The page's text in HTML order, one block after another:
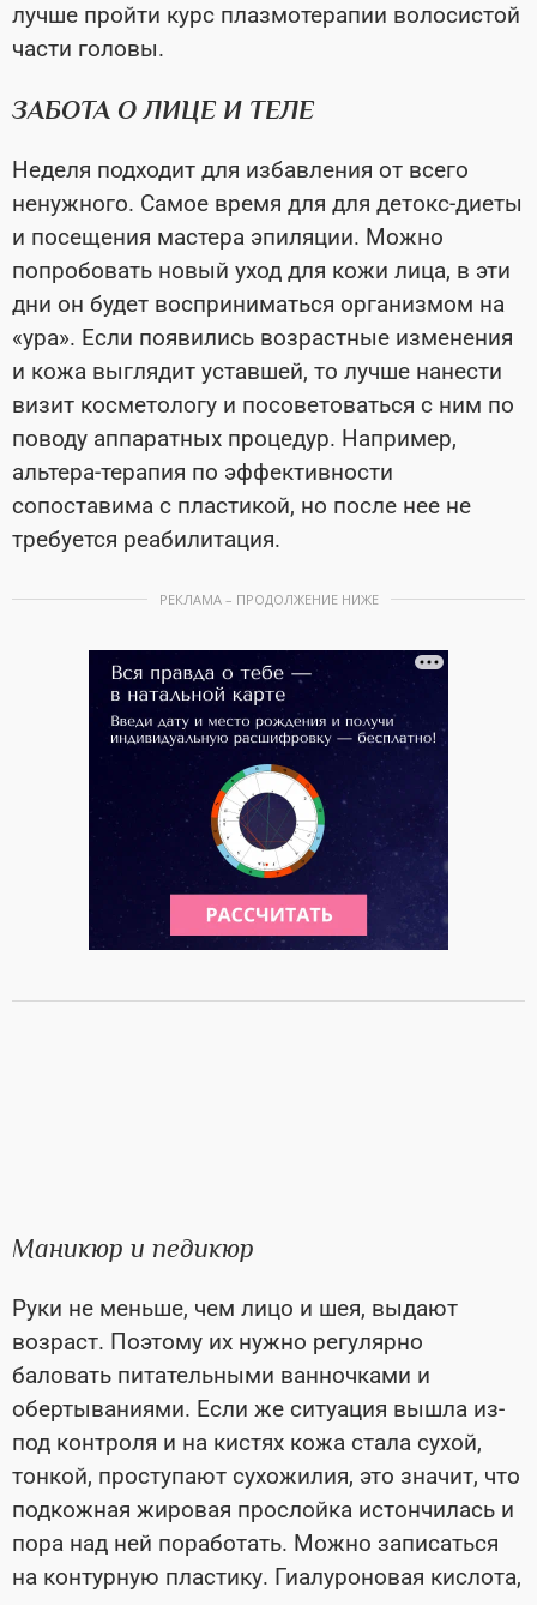
лучше пройти курс плазмотерапии волосистой
части головы.
ЗАБОТА О ЛИЦЕ И ТЕЛЕ
Неделя подходит для избавления от всего
ненужного. Самое время для для детокс-диеты
и посещения мастера эпиляции. Можно
попробовать новый уход для кожи лица, в эти
дни он будет восприниматься организмом на
«ура». Если появились возрастные изменения
и кожа выглядит уставшей, то лучше нанести
визит косметологу и посоветоваться с ним по
поводу аппаратных процедур. Например,
альтера-терапия по эффективности
сопоставима с пластикой, но после нее не
требуется реабилитация.
РЕКЛАМА – ПРОДОЛЖЕНИЕ НИЖЕ
Маникюр и педикюр
Руки не меньше, чем лицо и шея, выдают
возраст. Поэтому их нужно регулярно
баловать питательными ванночками и
обертываниями. Если же ситуация вышла из-
под контроля и на кистях кожа стала сухой,
тонкой, проступают сухожилия, это значит, что
подкожная жировая прослойка истончилась и
пора над ней поработать. Можно записаться
на контурную пластику. Гиалуроновая кислота,